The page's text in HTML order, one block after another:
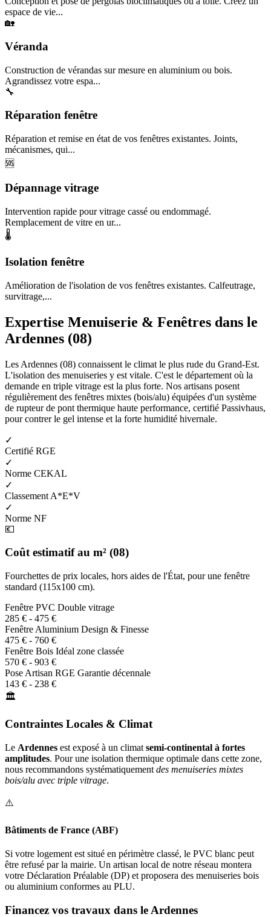
espace de vie...
🏡
Véranda
Construction de vérandas sur mesure en aluminium ou bois.
Agrandissez votre espa...
🔧
Réparation fenêtre
Réparation et remise en état de vos fenêtres existantes. Joints,
mécanismes, qui...
🆘
Dépannage vitrage
Intervention rapide pour vitrage cassé ou endommagé.
Remplacement de vitre en ur...
🌡️
Isolation fenêtre
Amélioration de l'isolation de vos fenêtres existantes. Calfeutrage,
survitrage,...
Expertise Menuiserie & Fenêtres dans le
Ardennes (08)
Les Ardennes (08) connaissent le climat le plus rude du Grand-Est.
L'isolation des menuiseries y est vitale. C'est le département où la
demande en triple vitrage est la plus forte. Nos artisans posent
régulièrement des fenêtres mixtes (bois/alu) équipées d'un système
de rupteur de pont thermique haute performance, certifié Passivhaus,
pour contrer le gel intense et la forte humidité hivernale.
✓
Certifié RGE
✓
Norme CEKAL
✓
Classement A*E*V
✓
Norme NF
💶
Coût estimatif au m² (08)
Fourchettes de prix locales, hors aides de l'État, pour une fenêtre
standard (115x100 cm).
Fenêtre PVC Double vitrage
285 € - 475 €
Fenêtre Aluminium Design & Finesse
475 € - 760 €
Fenêtre Bois Idéal zone classée
570 € - 903 €
Pose Artisan RGE Garantie décennale
143 € - 238 €
🏛️
Contraintes Locales & Climat
Le Ardennes est exposé à un climat semi-continental à fortes
amplitudes. Pour une isolation thermique optimale dans cette zone,
nous recommandons systématiquement des menuiseries mixtes
bois/alu avec triple vitrage.
⚠️
Bâtiments de France (ABF)
Si votre logement est situé en périmètre classé, le PVC blanc peut
être refusé par la mairie. Un artisan local de notre réseau montera
votre Déclaration Préalable (DP) et proposera des menuiseries bois
ou aluminium conformes au PLU.
Financez vos travaux dans le Ardennes